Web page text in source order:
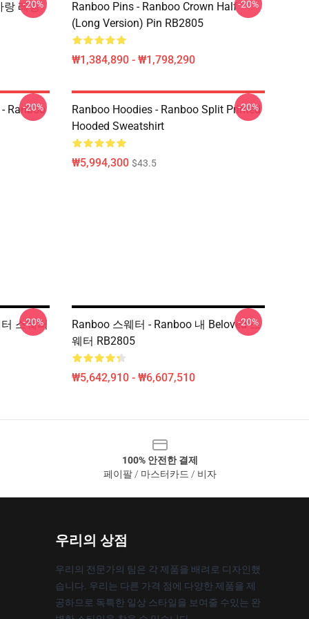
랑 레깅
-20%
Ranboo Pins - Ranboo Crown Half
(long Version) Pin RB2805
₩1,384,890 - ₩1,798,290
-20%
Ranboo
-20%
Ranboo Hoodies - Ranboo Split Printed
Hooded Sweatshirt
₩5,994,300 $43.5
-20%
스웨터
-20%
Ranboo 스웨터 - Ranboo 내 Beloved 스
웨터 RB2805
₩5,642,910 - ₩6,607,510
-20%
100% 안전한 결제
페이팔 / 마스터카드 / 비자
우리의 상점
우리의 전문가의 팀은 각 제품을 배려로 디자인했
습니다. 우리는 다른 가격 점에 다양한 제품을 제
공하므로 독특한 일상 스타일을 보여줄 수있는 완